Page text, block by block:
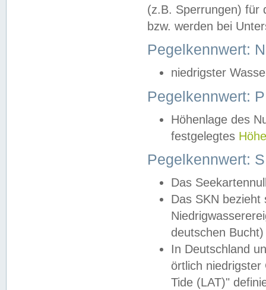
(z.B. Sperrungen) für
bzw. werden bei
Pegelkennwert:
niedrigster
Pegelkennwert:
Höhenlage des
festgelegtes
Pegelkennwert:
Das
Das SKN
deutschen
In Deutschland
örtlich
Tide (LAT)"